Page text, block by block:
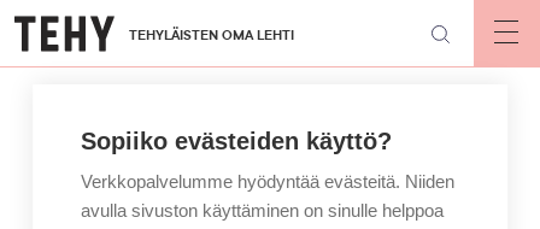
Hyppää
pääsisältöön
TEHYLÄISTEN OMA LEHTI
Sopiiko evästeiden käyttö?
Verkkopalvelumme hyödyntää evästeitä. Niiden
avulla sivuston käyttäminen on sinulle helppoa